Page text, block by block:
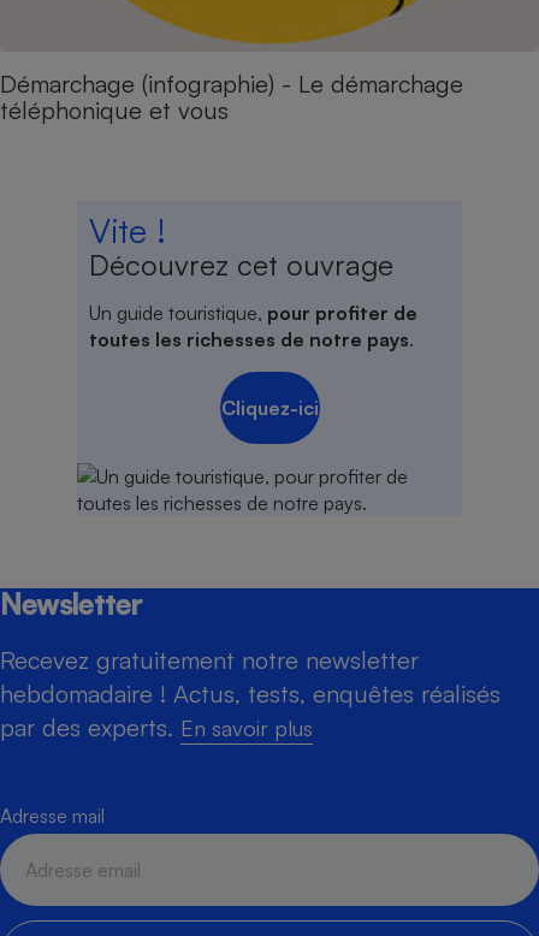
Démarchage (infographie) - Le démarchage
téléphonique et vous
Vite !
Découvrez cet ouvrage
Un guide touristique, pour profiter de
toutes les richesses de notre pays.
Cliquez-ici
Newsletter
Recevez gratuitement notre newsletter
hebdomadaire ! Actus, tests, enquêtes réalisés
par des experts. En savoir plus
Adresse mail